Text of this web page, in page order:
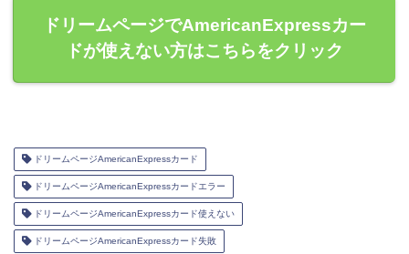
ドリームページでAmericanExpressカー
ドが使えない方はこちらをクリック
ドリームページAmericanExpressカード
ドリームページAmericanExpressカードエラー
ドリームページAmericanExpressカード使えない
ドリームページAmericanExpressカード失敗